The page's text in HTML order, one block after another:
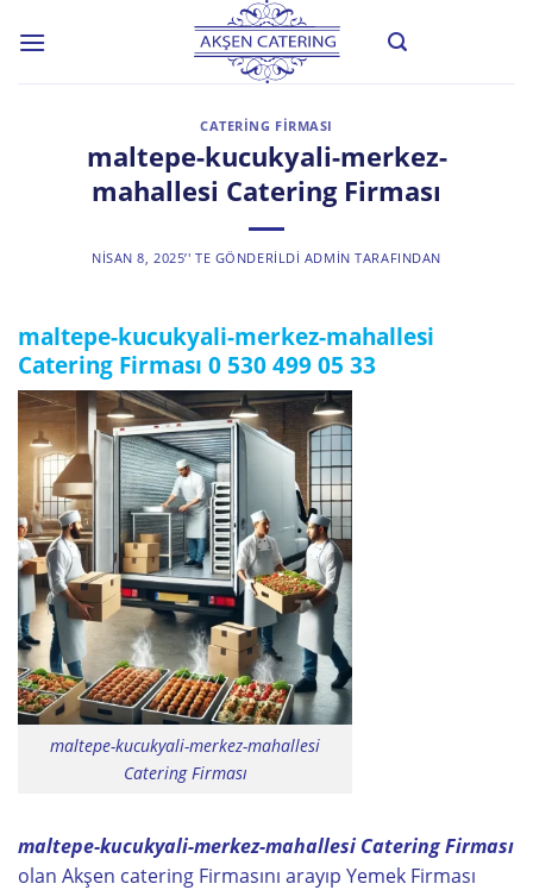
CATERING FIRMASI
maltepe-kucukyali-merkez-
mahallesi Catering Firması
NISAN 8, 2025’' TE GÖNDERILDI ADMIN TARAFINDAN
maltepe-kucukyali-merkez-mahallesi
Catering Firması 0 530 499 05 33
maltepe-kucukyali-merkez-mahallesi
Catering Firması
maltepe-kucukyali-merkez-mahallesi Catering Firması
olan Akşen catering Firmasını arayıp Yemek Firması